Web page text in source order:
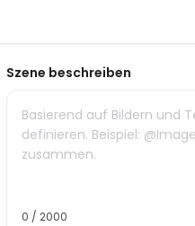
Szene beschreiben
Basierend auf Bildern und
definieren. Beispiel:
zusammen.
0 / 2000